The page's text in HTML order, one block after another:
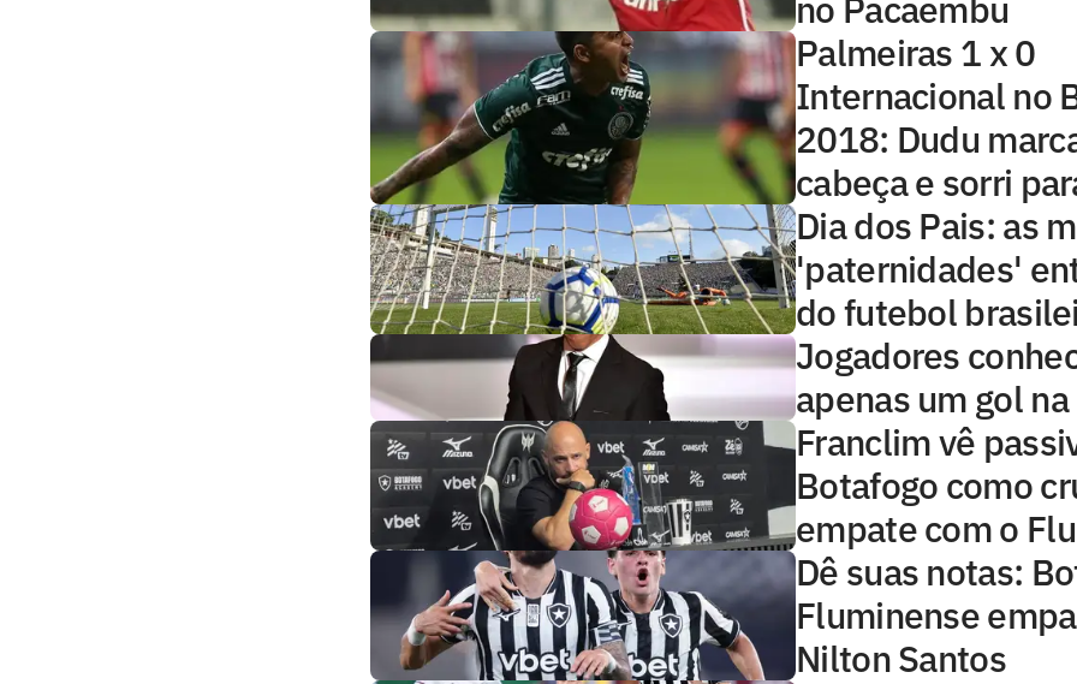
Palmeiras 1 x 0
Internacional no
2018: Dudu
cabeça e sorri
Dia dos Pais: as
'paternidades'
do futebol
Jogadores
apenas um gol
Franclim vê
Botafogo como
empate com o
Dê suas notas:
Fluminense
Nilton Santos